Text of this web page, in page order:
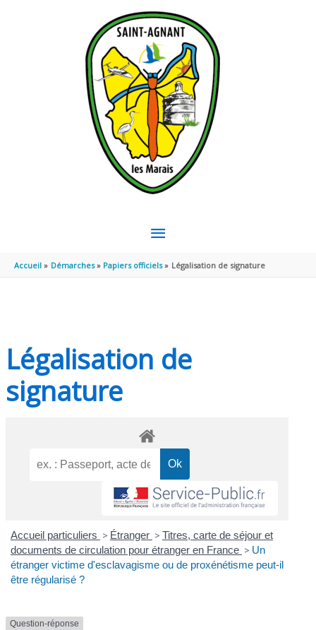
MENU
PRINCIPAL
Accueil Démarches Papiers officiels Légalisation de signature
Légalisation de
signature
Accueil particuliers > Étranger > Titres, carte de séjour et
documents de circulation pour étranger en France > Un
étranger victime d'esclavagisme ou de proxénétisme peut-il
être régularisé ?
Question-réponse